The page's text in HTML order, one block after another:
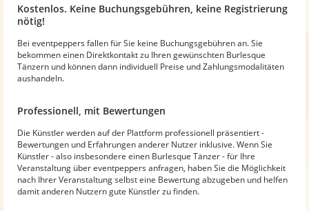
Kostenlos. Keine Buchungsgebühren, keine Registrierung
nötig!
Bei eventpeppers fallen für Sie keine Buchungsgebühren an. Sie
bekommen einen Direktkontakt zu Ihren gewünschten Burlesque
Tänzern und können dann individuell Preise und Zahlungsmodalitäten
aushandeln.
Professionell, mit Bewertungen
Die Künstler werden auf der Plattform professionell präsentiert -
Bewertungen und Erfahrungen anderer Nutzer inklusive. Wenn Sie
Künstler - also insbesondere einen Burlesque Tänzer - für Ihre
Veranstaltung über eventpeppers anfragen, haben Sie die Möglichkeit
nach Ihrer Veranstaltung selbst eine Bewertung abzugeben und helfen
damit anderen Nutzern gute Künstler zu finden.